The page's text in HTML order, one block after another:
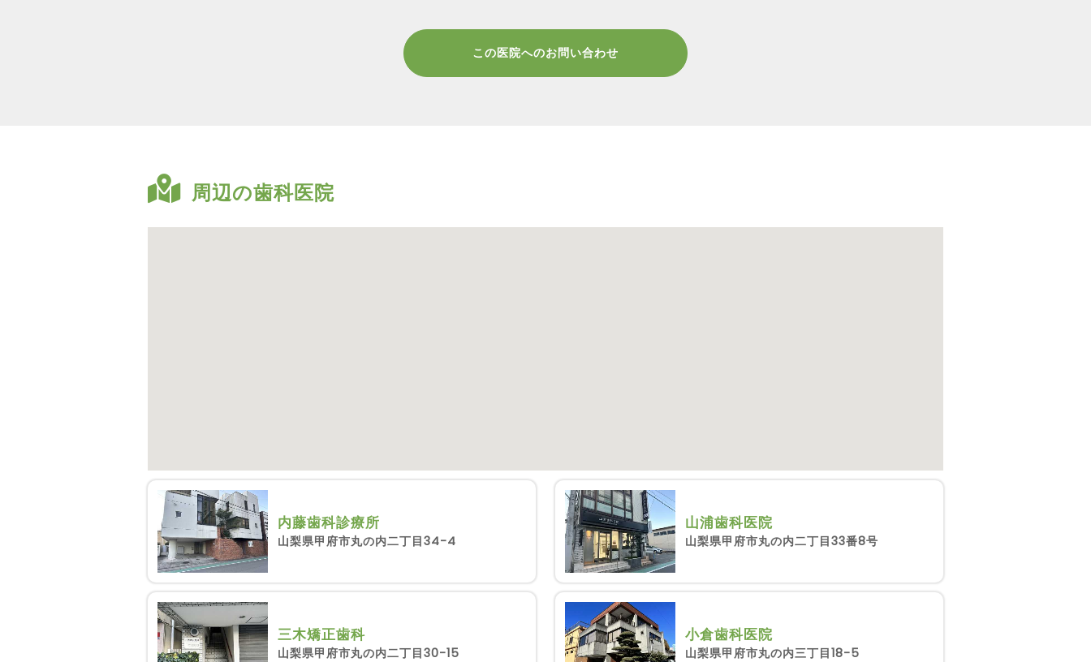
この医院へのお問い合わせ
周辺の歯科医院
内藤歯科診療所
山梨県甲府市丸の内二丁目34-4
三木矯正歯科
山梨県甲府市丸の内二丁目30-15
山浦歯科医院
山梨県甲府市丸の内二丁目33番8号
小倉歯科医院
山梨県甲府市丸の内三丁目18-5